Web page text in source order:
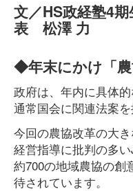
文／HS政経塾4
表 松澤 力
◆年末にかけ「農
政府は、年内に具体
通常国会に関連法案
今回の農協改革の大
経営指導に批判の多
約700の地域農協の創
待されています。